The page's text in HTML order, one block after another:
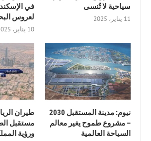
سياحية لا تُنسى
11 يناير، 2025
في
لعروس
10 يناير، 2025
نيوم: مدينة المستقبل 2030
– مشروع طموح يغير معالم
السياحة العالمية
طيران
مستقبل
ورؤية المملكة